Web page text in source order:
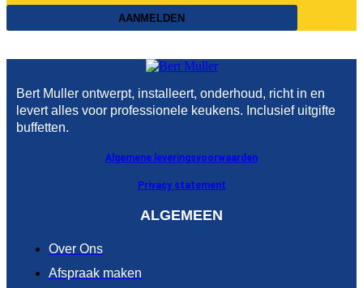
AANMELDEN
Bert Muller ontwerpt, installeert, onderhoud, richt in en
levert alles voor professionele keukens. Inclusief uitgifte
buffetten.
Algemene leveringsvoorwaarden
Privacy statement
ALGEMEEN
Over Ons
Afspraak maken